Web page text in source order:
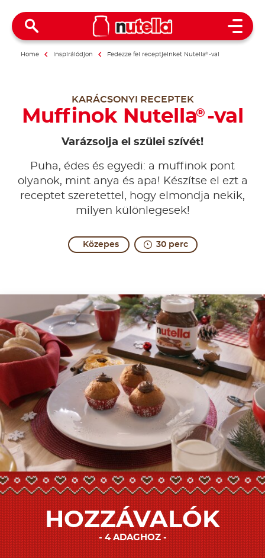
Open
Home Inspirálódjon Fedezze fel receptjeinket Nutella®-val
KARÁCSONYI RECEPTEK
Muffinok Nutella® -val
Varázsolja el szülei szívét!
Puha, édes és egyedi: a muffinok pont
olyanok, mint anya és apa! Készítse el ezt a
receptet szeretettel, hogy elmondja nekik,
milyen különlegesek!
Közepes 30 perc
HOZZÁVALÓK
4 ADAGHOZ